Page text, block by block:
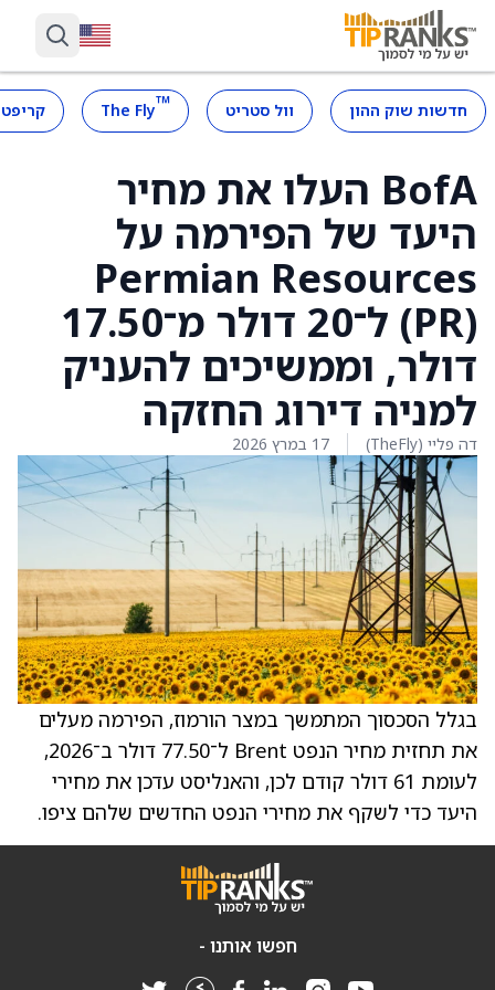
חדשות שוק ההון וול סטריט ™
The Fly
BofA העלו את מחיר
היעד של הפירמה על
Permian Resources
(PR) ל־20 דולר מ־17.50
דולר, וממשיכים להעניק
למניה דירוג החזקה
דה פליי (TheFly) 17 במרץ 2026
בגלל הסכסוך המתמשך במצר הורמוז, הפירמה מעלים
את תחזית מחיר הנפט Brent ל־77.50 דולר ב־2026,
לעומת 61 דולר קודם לכן, והאנליסט עדכן את מחירי
היעד כדי לשקף את מחירי הנפט החדשים שלהם ציפו.
חפשו אותנו -